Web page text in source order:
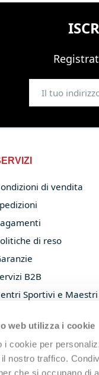
web utilizza i cookie
i cookie per
nostro traffico.
che si occupano di
di vendita
di reso
B2B
Sportivi e Maestri
Policy
Policy